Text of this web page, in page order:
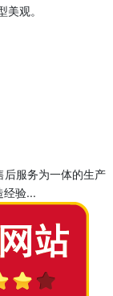
观。
服务为一体的生产
经验...